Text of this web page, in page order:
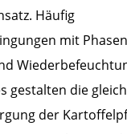
Häufig
mit
gestalten die
der